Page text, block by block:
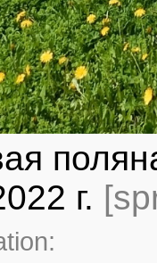
(36)
г.